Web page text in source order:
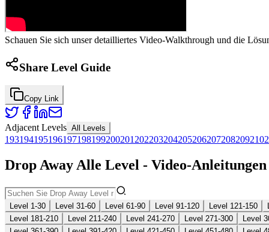
Schauen Sie sich unser detailliertes Video-Walkthrough und die
Share Level Guide
Copy Link
Adjacent Levels All Levels
193194195196197198199200201 202203204205206207208209210
Drop Away Alle Level - Video-
Level 1-30 Level 31-60 Level 61-90 Level 91-120 Level 121-150
Level 181-210
Level 211-240 Level 241-270 Level 271-300
Level